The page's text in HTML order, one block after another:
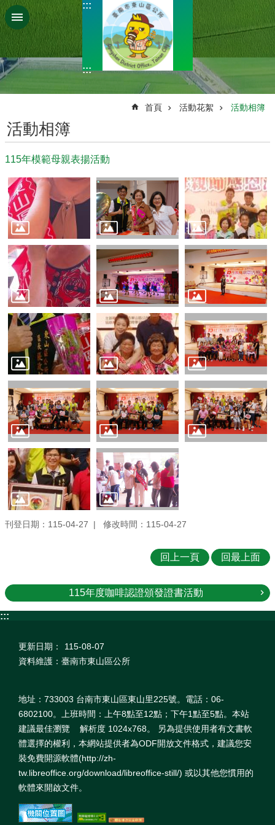
跳到主要內容區塊
:::
:::
首頁 活動花絮 活動相簿
活動相簿
115年模範母親表揚活動
刊登日期：115-04-27 修改時間：115-04-27
回上一頁 回最上面
115年度咖啡認證頒發證書活動
:::
更新日期：
115-08-07
資料維護：臺南市東山區公所
地址：733003 台南市東山區東山里225號。電話：06-
6802100。上班時間：上午8點至12點；下午1點至5點。本站
建議最佳瀏覽 解析度 1024x768。 另為提供使用者有文書軟
體選擇的權利，本網站提供者為ODF開放文件格式，建議您安
裝免費開源軟體(http://zh-
tw.libreoffice.org/download/libreoffice-still/) 或以其他您慣用的
軟體來開啟文件。